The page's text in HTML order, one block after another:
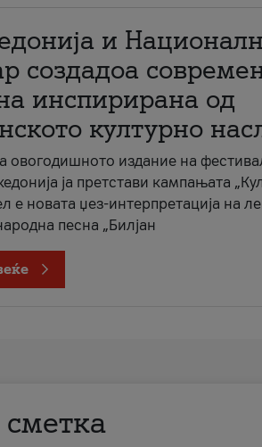
и
создадоа
инспирирана од
културно
овогодишното издание на
ја претстави кампањата
е новата џез-интерпретација на
песна „Билјан